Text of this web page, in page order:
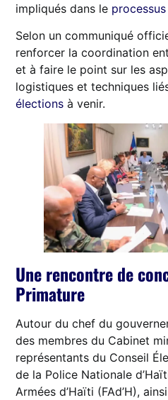
impliqués dans le
Selon un communiqué
renforcer la coordination
et à faire le point sur les
logistiques et techniques
élections à venir.
Une rencontre de
Primature
Autour du chef du
des membres du Cabinet
représentants du Conseil
de la Police Nationale
Armées d’Haïti (FAd’H),